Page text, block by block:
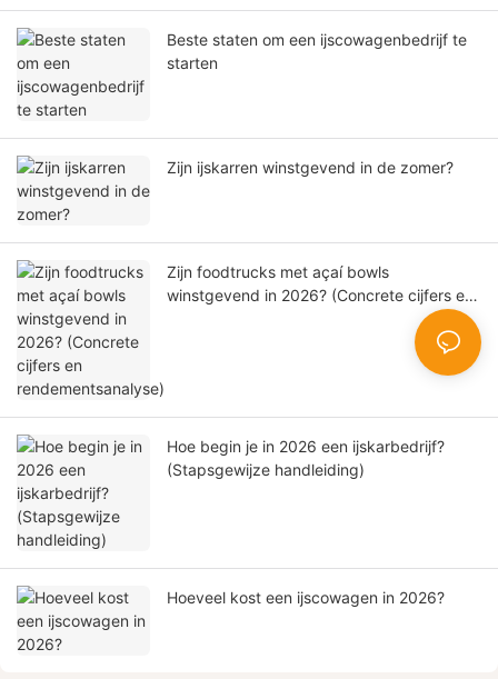
Beste staten om een ​​ijscowagenbedrijf te
starten
Zijn ijskarren winstgevend in de zomer?
Zijn foodtrucks met açaí bowls
winstgevend in 2026? (Concrete cijfers en
Hoe begin je in 2026 een ijskarbedrijf?
(Stapsgewijze handleiding)
Hoeveel kost een ijscowagen in 2026?